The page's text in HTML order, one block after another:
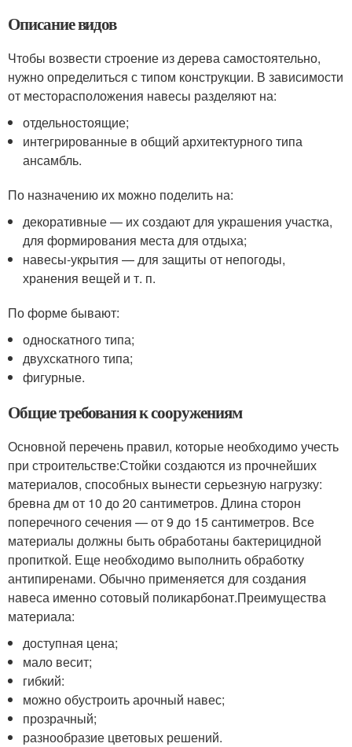
Описание видов
Чтобы возвести строение из дерева самостоятельно,
нужно определиться с типом конструкции. В зависимости
от месторасположения навесы разделяют на:
отдельностоящие;
интегрированные в общий архитектурного типа
ансамбль.
По назначению их можно поделить на:
декоративные — их создают для украшения участка,
для формирования места для отдыха;
навесы-укрытия — для защиты от непогоды,
хранения вещей и т. п.
По форме бывают:
односкатного типа;
двухскатного типа;
фигурные.
Общие требования к сооружениям
Основной перечень правил, которые необходимо учесть
при строительстве:Стойки создаются из прочнейших
материалов, способных вынести серьезную нагрузку:
бревна дм от 10 до 20 сантиметров. Длина сторон
поперечного сечения — от 9 до 15 сантиметров. Все
материалы должны быть обработаны бактерицидной
пропиткой. Еще необходимо выполнить обработку
антипиренами. Обычно применяется для создания
навеса именно сотовый поликарбонат.Преимущества
материала:
доступная цена;
мало весит;
гибкий:
можно обустроить арочный навес;
прозрачный;
разнообразие цветовых решений.